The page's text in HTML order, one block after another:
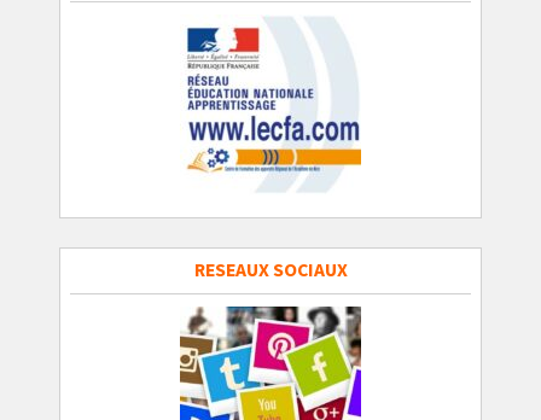
RESEAUX SOCIAUX